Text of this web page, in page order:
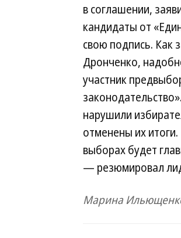
в соглашении,
кандидаты от
свою подпись. Как
Дронченко,
участник
нарушили
отменены их
выборах будет
— резюмировал
Марина